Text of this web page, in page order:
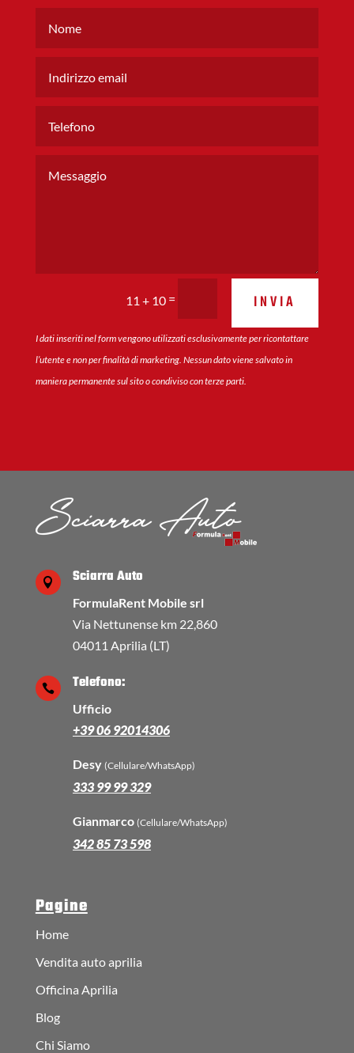
11 + 10 = INVIA
I dati inseriti nel form vengono utilizzati esclusivamente per ricontattare
l’utente e non per finalità di marketing. Nessun dato viene salvato in
maniera permanente sul sito o condiviso con terze parti.
 Sciarra Auto
FormulaRent Mobile srl
Via Nettunense km 22,860
04011 Aprilia (LT)
 Telefono:
Ufficio
+39 06 92014306
Desy (Cellulare/WhatsApp)
333 99 99 329
Gianmarco (Cellulare/WhatsApp)
342 85 73 598
Pagine
Home
Vendita auto aprilia
Officina Aprilia
Blog
Chi Siamo